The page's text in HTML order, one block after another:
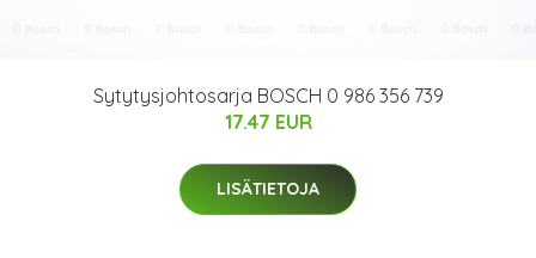
Sytytysjohtosarja BOSCH 0 986 356 739
17.47 EUR
LISÄTIETOJA